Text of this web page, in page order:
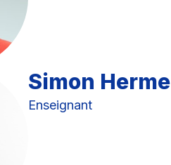
Simon
Enseignant